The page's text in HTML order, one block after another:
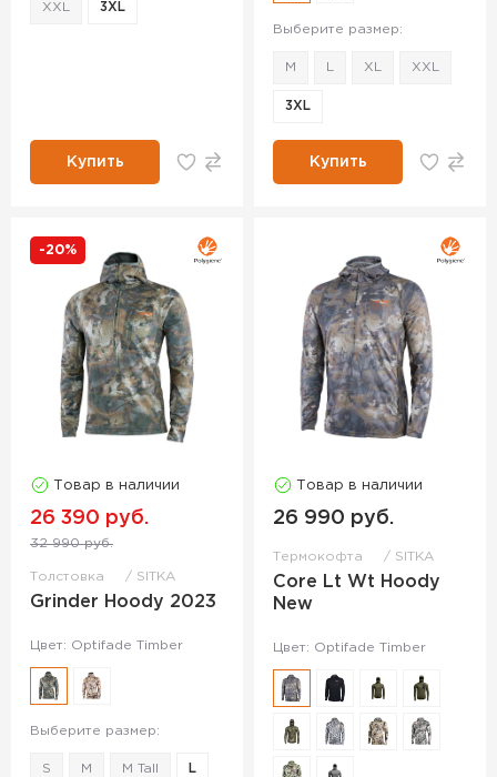
XXL 3XL
Купить
Выберите размер:
M XL XXL
3XL
Купить
-20%
Товар в наличии
26 390 руб.
32 990 руб.
Толстовка SITKA
Grinder Hoody 2023
Цвет: Optifade Timber
Выберите размер:
S M M Tall L
Товар в наличии
26 990 руб.
Термокофта SITKA
Core Lt Wt Hoody
New
Цвет: Optifade Timber